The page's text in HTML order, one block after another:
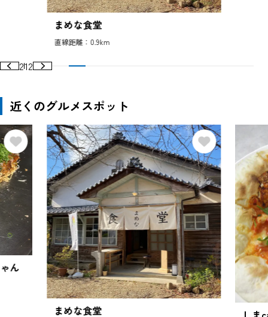
まめな食堂
直線距離：0.9km
212
近くのグルメスポット
ん
まめな食堂